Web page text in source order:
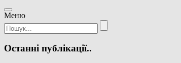
Meню
Останні публікації..